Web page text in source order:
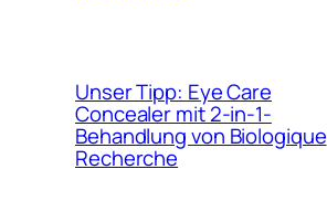
Unser Tipp: Eye Care
Concealer mit 2-in-1-
Behandlung von Biologique
Recherche